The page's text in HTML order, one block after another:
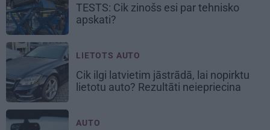
TESTS: Cik zinošs esi partehnisko
apskati?
LIETOTS AUTO
Cik ilgi latvietim jāstrādā, lai nopirktu
lietotu auto? Rezultāti neiepriecina
AUTO